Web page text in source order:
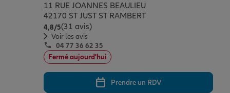
11 RUE JOANNES BEAULIEU
42170 ST JUST ST RAMBERT
4,8/5Note de 4.8 sur 5
(31 avis)
Voir les avis
04 77 36 62 35
Fermé aujourd'hui
Prendre un RDV